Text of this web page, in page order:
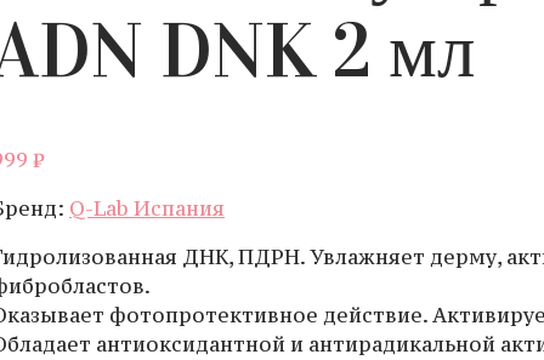
DNK 2 мл
₽
Q-Lab Испания
ДНК, ПДРН. Увлажняет дерму,
фотопротективное действие.
антиоксидантной и антирадикальной